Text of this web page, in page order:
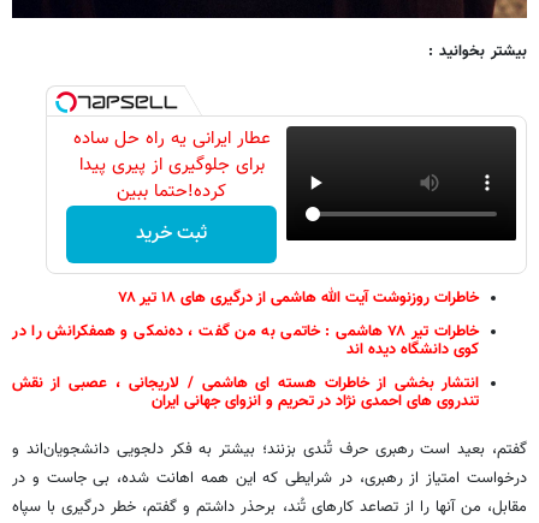
بیشتر بخوانید :
عطار ایرانی یه راه حل ساده
برای جلوگیری از پیری پیدا
کرده!حتما ببین
ثبت خرید
خاطرات روزنوشت آیت الله هاشمی از درگیری های ۱۸ تیر ۷۸
خاطرات تیر ۷۸ هاشمی : خاتمی به من گفت ، ده‌نمکی و همفکرانش را در
کوی دانشگاه دیده اند
انتشار بخشی از خاطرات هسته ای هاشمی / لاریجانی ، عصبی از نقش
تندروی های احمدی نژاد در تحریم و انزوای جهانی ایران
گفتم، بعید است رهبری حرف تُندی بزنند؛ بیشتر به فکر دلجویی دانشجویان‌اند و
درخواست امتیاز از رهبری، در شرایطی که این همه اهانت شده، بی جاست و در
مقابل، من آنها را از تصاعد کارهای تُند، برحذر داشتم و گفتم، خطر درگیری با سپاه